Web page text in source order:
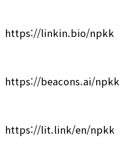
https://linkin.bio/npkk
https://beacons.ai/npkk
https://lit.link/en/npkk